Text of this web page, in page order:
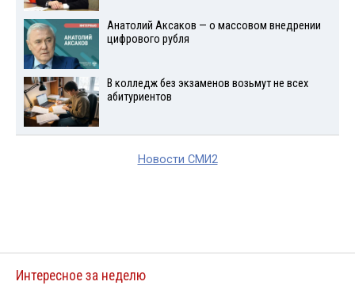
Анатолий Аксаков — о массовом внедрении
цифрового рубля
В колледж без экзаменов возьмут не всех
абитуриентов
Новости СМИ2
Интересное за неделю